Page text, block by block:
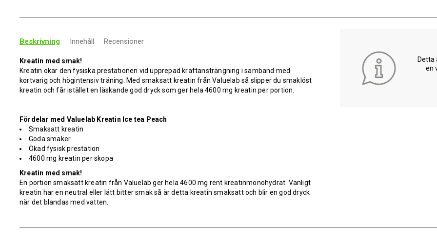
Beskrivning Innehåll Recensioner
Kreatin med smak!
Kreatin ökar den fysiska prestationen vid upprepad kraftansträngning i samband med
kortvarig och högintensiv träning. Med smaksatt kreatin från Valuelab så slipper du smaklöst
kreatin och får istället en läskande god dryck som ger hela 4600 mg kreatin per portion.
Fördelar med Valuelab Kreatin Ice tea Peach
Smaksatt kreatin
Goda smaker
Ökad fysisk prestation
4600 mg kreatin per skopa
Kreatin med smak!
En portion smaksatt kreatin från Valuelab ger hela 4600 mg rent kreatinmonohydrat. Vanligt
kreatin har en neutral eller lätt bitter smak så är detta kreatin smaksatt och blir en god dryck
när det blandas med vatten.
Detta
en